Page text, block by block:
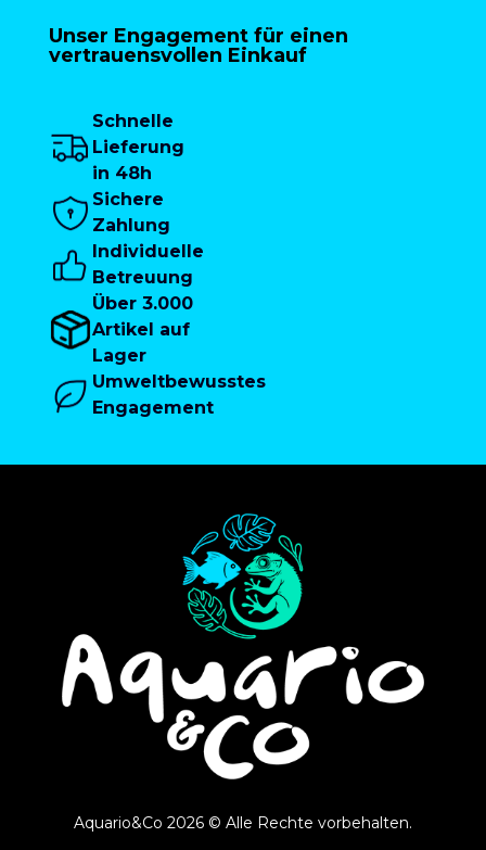
Unser Engagement für einen
vertrauensvollen Einkauf
Schnelle
Lieferung
in 48h
Sichere
Zahlung
Individuelle
Betreuung
Über 3.000
Artikel auf
Lager
Umweltbewusstes
Engagement
Aquario&Co 2026 © Alle Rechte vorbehalten.